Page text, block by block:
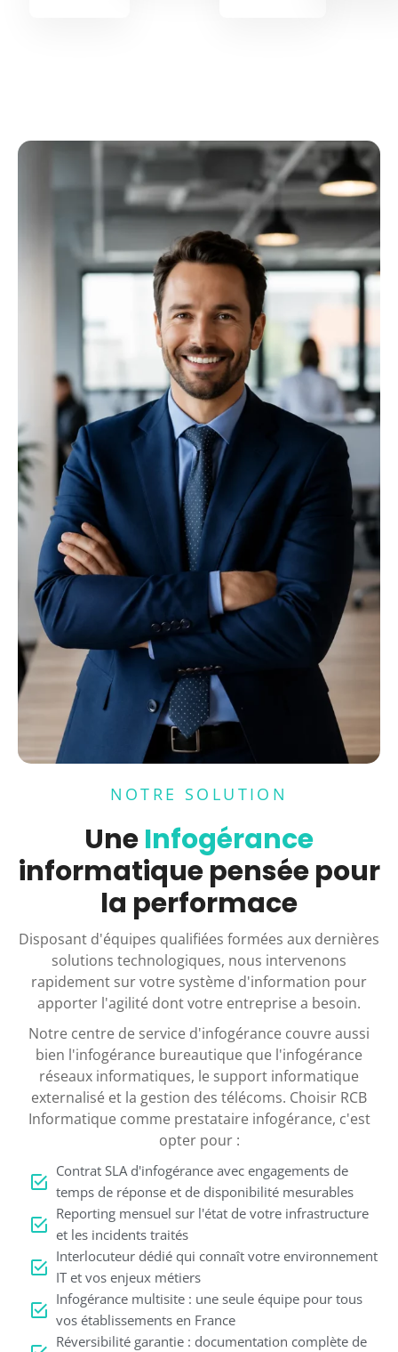
NOTRE SOLUTION
UneInfogérance
informatique pensée pour
la performace
Disposant d'équipes qualifiées formées aux dernières
solutions technologiques, nous intervenons
rapidement sur votre système d'information pour
apporter l'agilité dont votre entreprise a besoin.
Notre centre de service d'infogérance couvre aussi
bien l'infogérance bureautique que l'infogérance
réseaux informatiques, le support informatique
externalisé et la gestion des télécoms. Choisir RCB
Informatique comme prestataire infogérance, c'est
opter pour :
Contrat SLA d'infogérance avec engagements de
temps de réponse et de disponibilité mesurables
Reporting mensuel sur l'état de votre infrastructure
et les incidents traités
Interlocuteur dédié qui connaît votre environnement
IT et vos enjeux métiers
Infogérance multisite : une seule équipe pour tous
vos établissements en France
Réversibilité garantie : documentation complète de